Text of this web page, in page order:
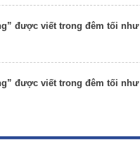
được viết trong đêm tối như
được viết trong đêm tối như